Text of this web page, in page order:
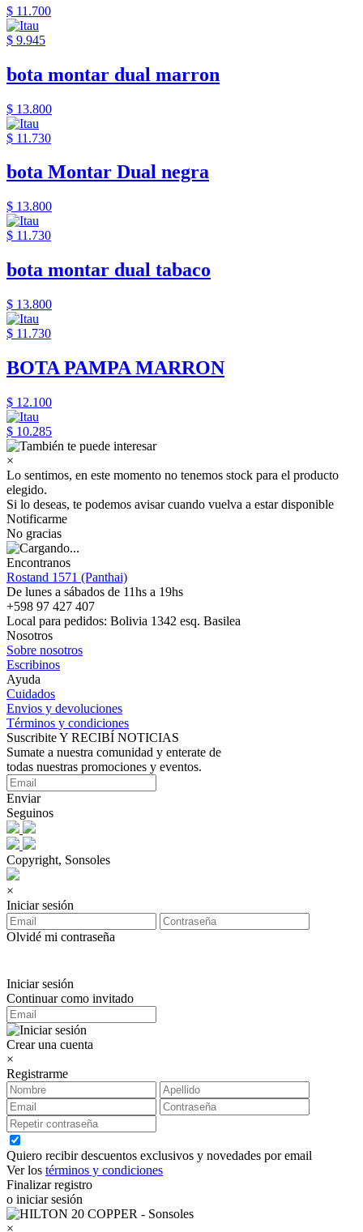
$ 11.700
$ 9.945
bota montar dual marron
$ 13.800
$ 11.730
bota Montar Dual negra
$ 13.800
$ 11.730
bota montar dual tabaco
$ 13.800
$ 11.730
BOTA PAMPA MARRON
$ 12.100
$ 10.285
×
Lo sentimos, en este momento no tenemos stock para el producto
elegido.
Si lo deseas, te podemos avisar cuando vuelva a estar disponible
Notificarme
No gracias
Encontranos
Rostand 1571 (Panthai)
De lunes a sábados de 11hs a 19hs
+598 97 427 407
Local para pedidos: Bolivia 1342 esq. Basilea
Nosotros
Sobre nosotros
Escribinos
Ayuda
Cuidados
Envios y devoluciones
Términos y condiciones
Suscribite Y RECIBÍ NOTICIAS
Sumate a nuestra comunidad y enterate de
todas nuestras promociones y eventos.
Enviar
Seguinos
Copyright, Sonsoles
×
Iniciar sesión
Olvidé mi contraseña
Iniciar sesión
Continuar como invitado
Crear una cuenta
×
Registrarme
Quiero recibir descuentos exclusivos y novedades por email
Ver los términos y condiciones
Finalizar registro
o iniciar sesión
×